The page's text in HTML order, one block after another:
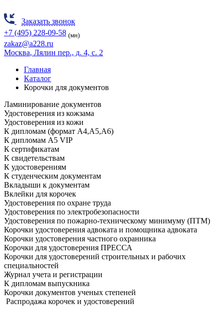
Заказать звонок
+7 (495) 228-09-58 (мн)
zakaz@a228.ru
Москва, Лялин пер., д. 4, с. 2
Главная
Каталог
Корочки для документов
Ламинирование документов
Удостоверения из кожзама
Удостоверения из кожи
К дипломам (формат А4,А5,А6)
К дипломам А5 VIP
К сертификатам
К свидетельствам
К удостоверениям
К студенческим документам
Вкладыши к документам
Вклейки для корочек
Удостоверения по охране труда
Удостоверения по электробезопасности
Удостоверения по пожарно-техническому минимуму (ПТМ)
Корочки удостоверения адвоката и помощника адвоката
Корочки удостоверения частного охранника
Корочки для удостоверения ПРЕССА
Корочки для удостоверений строительных и рабочих
специальностей
Журнал учета и регистрации
К дипломам выпускника
Корочки документов ученых степеней
Распродажа корочек и удостоверений